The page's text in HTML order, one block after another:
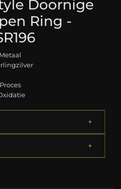
Doornige
Ring -
Metaal
Proces